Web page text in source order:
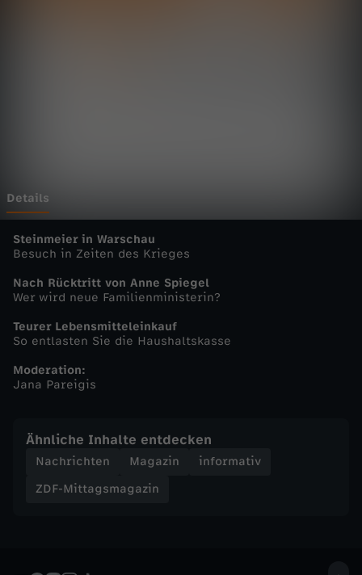
a
g
a
z
n
-
Z
Details
Steinmeier in Warschau
Besuch in Zeiten des Krieges
Nach Rücktritt von Anne Spiegel
Wer wird neue Familienministerin?
Teurer Lebensmitteleinkauf
So entlasten Sie die Haushaltskasse
Moderation:
Jana Pareigis
Ähnliche Inhalte entdecken
Nachrichten Magazin
informativ
ZDF-Mittagsmagazin